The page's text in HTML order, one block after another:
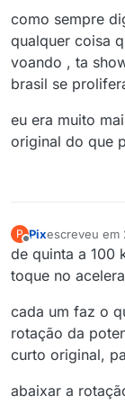
como sempre
qualquer coisa
voando , ta
brasil se
eu era muito
original do que
P
Offline
Pixescreveu em
última edição
de quinta a 100
toque no
cada um faz o
rotação da
curto original,
abaixar a